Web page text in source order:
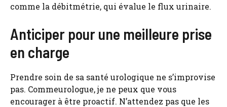
comme la débitmétrie, qui évalue le flux urinaire.
Anticiper pour une meilleure prise
en charge
Prendre soin de sa santé urologique ne s’improvise
pas. Commeurologue, je ne peux que vous
encourager à être proactif. N’attendez pas que les